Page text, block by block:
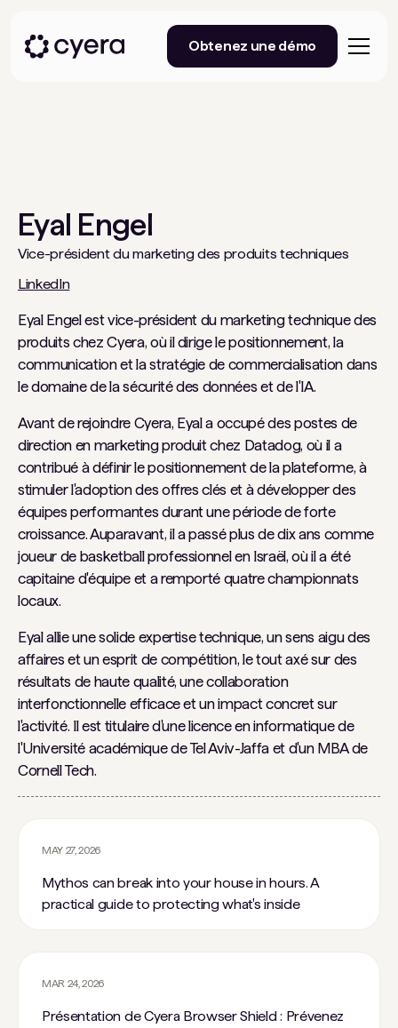
Obtenez une démo
Eyal Engel
Vice-président du marketing des produits techniques
LinkedIn
Eyal Engel est vice-président du marketing technique des
produits chez Cyera, où il dirige le positionnement, la
communication et la stratégie de commercialisation dans
le domaine de la sécurité des données et de l'IA.
Avant de rejoindre Cyera, Eyal a occupé des postes de
direction en marketing produit chez Datadog, où il a
contribué à définir le positionnement de la plateforme, à
stimuler l'adoption des offres clés et à développer des
équipes performantes durant une période de forte
croissance. Auparavant, il a passé plus de dix ans comme
joueur de basketball professionnel en Israël, où il a été
capitaine d'équipe et a remporté quatre championnats
locaux.
Eyal allie une solide expertise technique, un sens aigu des
affaires et un esprit de compétition, le tout axé sur des
résultats de haute qualité, une collaboration
interfonctionnelle efficace et un impact concret sur
l'activité. Il est titulaire d'une licence en informatique de
l'Université académique de Tel Aviv-Jaffa et d'un MBA de
Cornell Tech.
MAY 27, 2026
Mythos can break into your house in hours. A
practical guide to protecting what's inside
MAR 24, 2026
Présentation de Cyera Browser Shield : Prévenez